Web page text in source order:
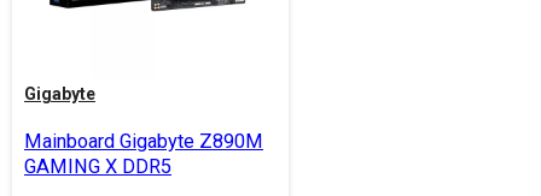
Gigabyte
Mainboard Gigabyte Z890M
GAMING X DDR5